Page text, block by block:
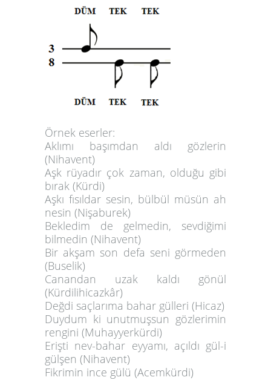
Örnek eserler:
Aklımı başımdan aldı gözlerin
(Nihavent)
Aşk rüyadır çok zaman, olduğu gibi
bırak (Kürdi)
Aşkı fısıldar sesin, bülbül müsün ah
nesin (Nişaburek)
Bekledim de gelmedin, sevdiğimi
bilmedin (Nihavent)
Bir akşam son defa seni görmeden
(Buselik)
Canandan uzak kaldı gönül
(Kürdilihicazkâr)
Değdi saçlarıma bahar gülleri (Hicaz)
Duydum ki unutmuşsun gözlerimin
rengini (Muhayyerkürdi)
Erişti nev-bahar eyyamı, açıldı gül-i
gülşen (Nihavent)
Fikrimin ince gülü (Acemkürdi)